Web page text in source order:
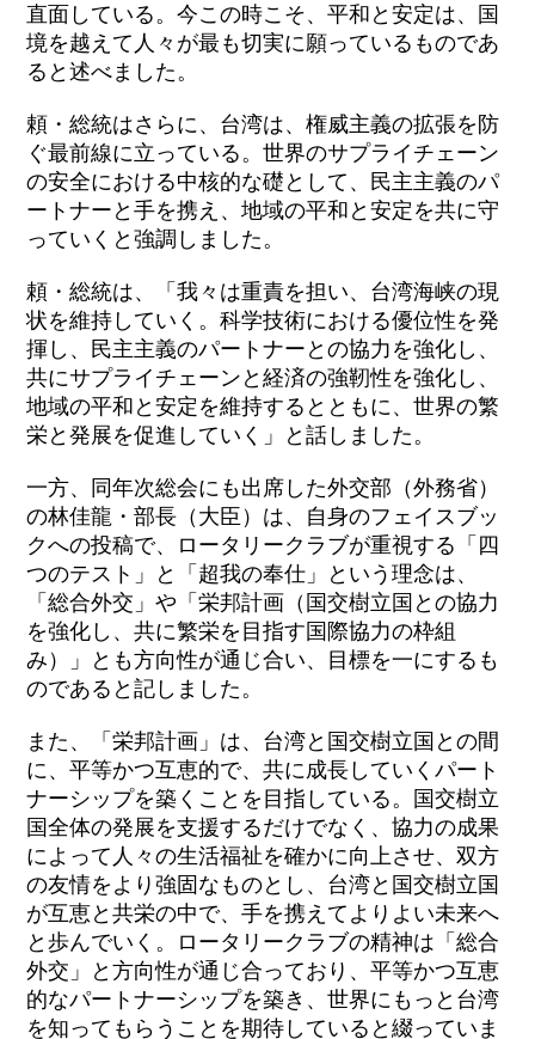
直面している。今この時こそ、平和と安定は、国
境を越えて人々が最も切実に願っているものであ
ると述べました。
頼・総統はさらに、台湾は、権威主義の拡張を防
ぐ最前線に立っている。世界のサプライチェーン
の安全における中核的な礎として、民主主義のパ
ートナーと手を携え、地域の平和と安定を共に守
っていくと強調しました。
頼・総統は、「我々は重責を担い、台湾海峡の現
状を維持していく。科学技術における優位性を発
揮し、民主主義のパートナーとの協力を強化し、
共にサプライチェーンと経済の強靭性を強化し、
地域の平和と安定を維持するとともに、世界の繁
栄と発展を促進していく」と話しました。
一方、同年次総会にも出席した外交部（外務省）
の林佳龍・部長（大臣）は、自身のフェイスブッ
クへの投稿で、ロータリークラブが重視する「四
つのテスト」と「超我の奉仕」という理念は、
「総合外交」や「栄邦計画（国交樹立国との協力
を強化し、共に繁栄を目指す国際協力の枠組
み）」とも方向性が通じ合い、目標を一にするも
のであると記しました。
また、「栄邦計画」は、台湾と国交樹立国との間
に、平等かつ互恵的で、共に成長していくパート
ナーシップを築くことを目指している。国交樹立
国全体の発展を支援するだけでなく、協力の成果
によって人々の生活福祉を確かに向上させ、双方
の友情をより強固なものとし、台湾と国交樹立国
が互恵と共栄の中で、手を携えてよりよい未来へ
と歩んでいく。ロータリークラブの精神は「総合
外交」と方向性が通じ合っており、平等かつ互恵
的なパートナーシップを築き、世界にもっと台湾
を知ってもらうことを期待していると綴っていま